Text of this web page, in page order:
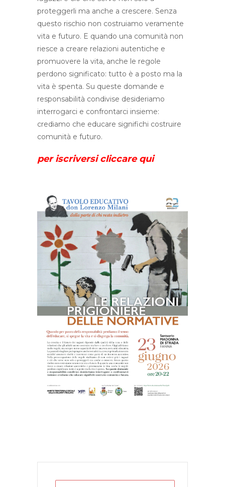
proteggerli ma anche a crescere. Senza
questo rischio non costruiamo veramente
vita e futuro. E quando una comunità non
riesce a creare relazioni autentiche e
promuovere la vita, anche le regole
perdono significato: tutto è a posto ma la
vita è spenta. Su queste domande e
responsabilità condivise desideriamo
interrogarci e confrontarci insieme:
crediamo che educare significhi costruire
comunità e futuro.
per iscriversi cliccare qui